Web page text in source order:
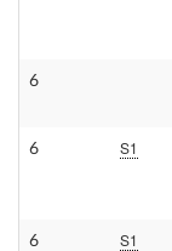
6
6 S1
6 S1